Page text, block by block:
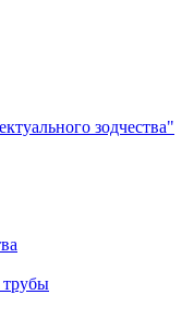
зодчества"
трубы